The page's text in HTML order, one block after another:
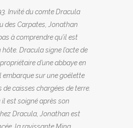
Invité du comte Dracula
des Carpates, Jonathan
à comprendre qu’il est
Dracula signe l’acte de
d’une abbaye en
embarque sur une goélette
de caisses chargées de terre.
est soigné après son
Dracula, Jonathan est
la ravissante Mina.